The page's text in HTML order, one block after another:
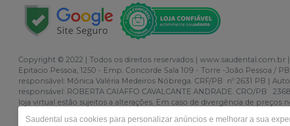
Copyright © 2022 | Todos os direitos reservados | www.saudental.com.br |
Epitacio Pessoa, 1250 - Emp. Concorde Sala 109 - Torre -João Pessoa /
responsável: Mônica Valéria Medeiros Nóbrega. CRF/PB nº 2631 PB |
responsável: ROBERTA CAIAFFO CAVALCANTE ANDRADE. CRO/PB
loja virtual estão sujeitos a alterações. Em caso de divergência de
Saudental usa cookies para personalizar anúncios e melhorar a sua